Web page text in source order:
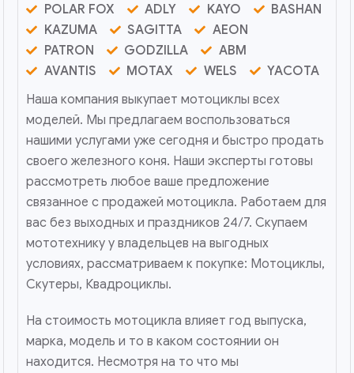
POLAR FOX
ADLY KAYO
BASHAN
KAZUMA
SAGITTA
AEON
PATRON
GODZILLA
ABM
AVANTIS
MOTAX WELS
YACOTA
Наша компания выкупает мотоциклы всех
моделей. Мы предлагаем воспользоваться
нашими услугами уже сегодня и быстро продать
своего железного коня. Наши эксперты готовы
рассмотреть любое ваше предложение
связанное с продажей мотоцикла. Работаем для
вас без выходных и праздников 24/7. Скупаем
мототехнику у владельцев на выгодных
условиях, рассматриваем к покупке: Мотоциклы,
Скутеры, Квадроциклы.
На стоимость мотоцикла влияет год выпуска,
марка, модель и то в каком состоянии он
находится. Несмотря на то что мы